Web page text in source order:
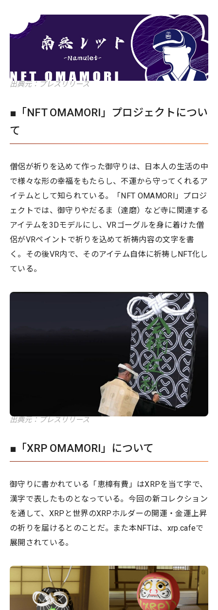
出典元：プレスリリース
■「NFT OMAMORI」プロジェクトについ
て
僧侶が祈りを込めて作った御守りは、日本人の生活の中
で様々な形の幸福をもたらし、不運から守ってくれるア
イテムとして知られている。「NFT OMAMORI」プロジ
ェクトでは、御守りやだるま（達磨）など寺に関連する
アイテムを3Dモデルにし、VRゴーグルを身に着けた僧
侶がVRペイントで祈りを込めて祈祷内容の文字を書
く。その後VR内で、そのアイテム自体に祈祷しNFT化し
ている。
出典元：プレスリリース
■「XRP OMAMORI」について
御守りに書かれている「恵樟有費」はXRPを当て字で、
漢字で表したものとなっている。今回の新コレクション
を通して、XRPと世界のXRPホルダーの開運・金運上昇
の祈りを届けるとのことだ。また本NFTは、xrp.cafeで
展開されている。